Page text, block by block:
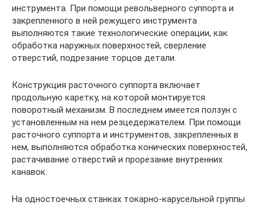
инструмента. При помощи револьверного суппорта и
закрепленного в ней режущего инструмента
выполняются такие технологические операции, как
обработка наружных поверхностей, сверление
отверстий, подрезание торцов детали.
Конструкция расточного суппорта включает
продольную каретку, на которой монтируется
поворотный механизм. В последнем имеется ползун с
установленным на нем резцедержателем. При помощи
расточного суппорта и инструментов, закрепленных в
нем, выполняются обработка конических поверхностей,
растачивание отверстий и прорезание внутренних
канавок.
На одностоечных станках токарно-карусельной группы